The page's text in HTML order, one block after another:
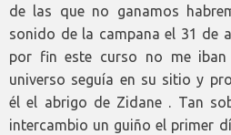
de las que no ganamos
sonido de la campana el 31 de
por fin este curso no me
universo seguía en su sitio y
él el abrigo de Zidane . Tan
intercambio un guiño el primer